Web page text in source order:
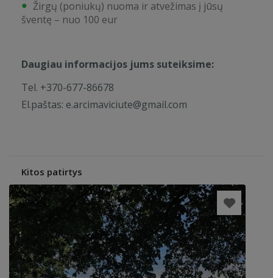
Žirgų (poniukų) nuoma ir atvežimas į jūsų
šventę – nuo 100 eur
Daugiau informacijos jums suteiksime:
Tel. +370-677-86678
El.paštas: e.arcimaviciute@gmail.com
Kitos patirtys